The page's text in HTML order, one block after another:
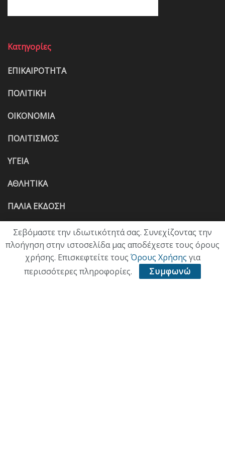
Κατηγορίες
ΕΠΙΚΑΙΡΟΤΗΤΑ
ΠΟΛΙΤΙΚΗ
ΟΙΚΟΝΟΜΙΑ
ΠΟΛΙΤΙΣΜΟΣ
ΥΓΕΙΑ
ΑΘΛΗΤΙΚΑ
ΠΑΛΙΑ ΕΚΔΟΣΗ
Σεβόμαστε την ιδιωτικότητά σας. Συνεχίζοντας την
πλοήγηση στην ιστοσελίδα μας αποδέχεστε τους όρους
χρήσης. Επισκεφτείτε τους Όρους Χρήσης για
περισσότερες πληροφορίες.
Συμφωνώ